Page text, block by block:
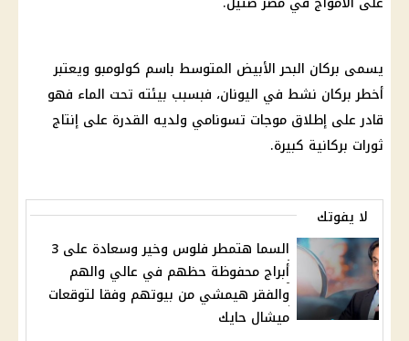
يسمى بركان البحر الأبيض المتوسط ​​باسم كولومبو ويعتبر
أخطر بركان نشط في اليونان، فبسبب بيئته تحت الماء فهو
قادر على إطلاق موجات تسونامي ولديه القدرة على إنتاج
ثورات بركانية كبيرة.
لا يفوتك
السما هتمطر فلوس وخير وسعادة على 3
أبراج محفوظة حظهم في عالي والهم
والفقر هيمشي من بيوتهم وفقا لتوقعات
ميشال حايك